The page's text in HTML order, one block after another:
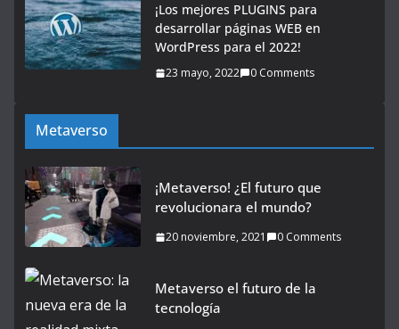
¡Los mejores PLUGINS para
desarrollar páginas WEB en
WordPress para el 2022!
23 mayo, 2022 0 Comments
Metaverso
¡Metaverso! ¿El futuro que
revolucionara el mundo?
20 noviembre, 2021 0 Comments
Metaverso el futuro de la
tecnología